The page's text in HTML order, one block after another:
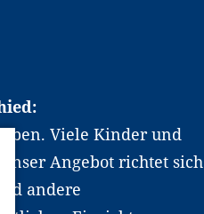
Viele Kinder und
Angebot richtet sich
andere